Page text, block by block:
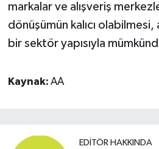
markalar ve alışveriş
dönüşümün kalıcı
bir sektör yapısıyla
Kaynak: AA
EDITÖR HAKKINDA